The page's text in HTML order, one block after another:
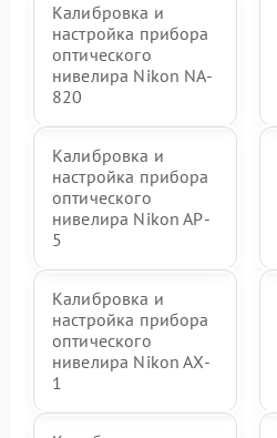
Калибровка и
настройка прибора
оптического
нивелира Nikon NA-
820
Калибровка и
настройка прибора
оптического
нивелира Nikon AP-
5
Калибровка и
настройка прибора
оптического
нивелира Nikon AX-
1